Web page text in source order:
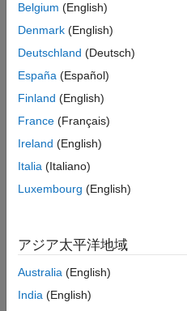
Belgium (English)
Denmark (English)
Deutschland (Deutsch)
España (Español)
Finland (English)
France (Français)
Ireland (English)
Italia (Italiano)
Luxembourg (English)
アジア太平洋地域
Australia (English)
India (English)
トラストセンター
違法コピー防止
アプリケー
© 1994-2026 The MathWorks,